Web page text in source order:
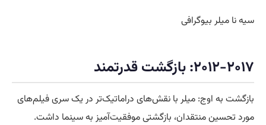
سیه نا میلر بیوگرافی
۲۰۱۲-۲۰۱۷: بازگشت قدرتمند
بازگشت به اوج: میلر با نقش‌های دراماتیک‌تر در یک سری فیلم‌های
مورد تحسین منتقدان، بازگشتی موفقیت‌آمیز به سینما داشت.